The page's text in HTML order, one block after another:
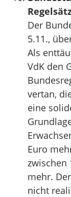
Der
5.11.,
Als
VdK den
vertan,
eine
Euro
zwischen
mehr.
nicht